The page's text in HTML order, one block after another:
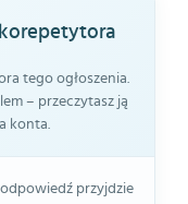
tego ogłoszenia.
– przeczytasz ją
konta.
przyjdzie